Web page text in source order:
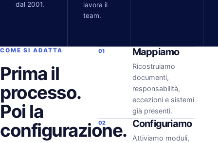
dal 2001.
lavora il
team.
COME SI ADATTA
Prima il
processo.
Poi la
configurazione.
01 Mappiamo
Ricostruiamo
documenti,
responsabilità,
eccezioni e sistemi
già presenti.
02 Configuriamo
Attiviamo moduli,